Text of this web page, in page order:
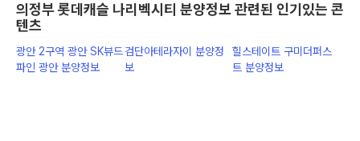
의정부 롯데캐슬 나리벡시티 분양정보 관련된 인기있는 콘
텐츠
광안 2구역 광안 SK뷰드
파인 광안 분양정보
검단아테라자이 분양정
보
힐스테이트 구미더퍼스
트 분양정보